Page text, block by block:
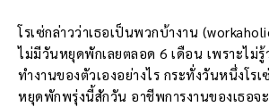
โรเซ่กล่าวว่าเธอเป็นพวกบ้างาน
ไม่มีวันหยุดพักเลยตลอด 6 เดือน เพราะไม่
ทำงานของตัวเองอย่างไร กระทั่งวันหนึ่งโร
หยุดพักพรุ่งนี้สักวัน อาชีพการงานของเธอจ